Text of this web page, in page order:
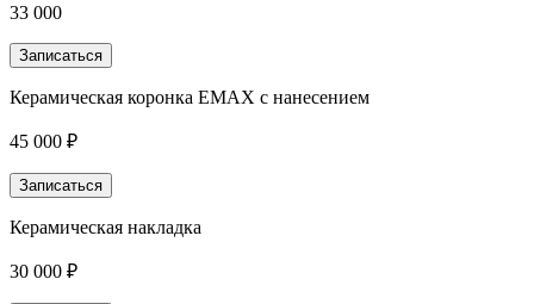
33 000
Записаться
Керамическая коронка EMAX с нанесением
45 000 ₽
Записаться
Керамическая накладка
30 000 ₽